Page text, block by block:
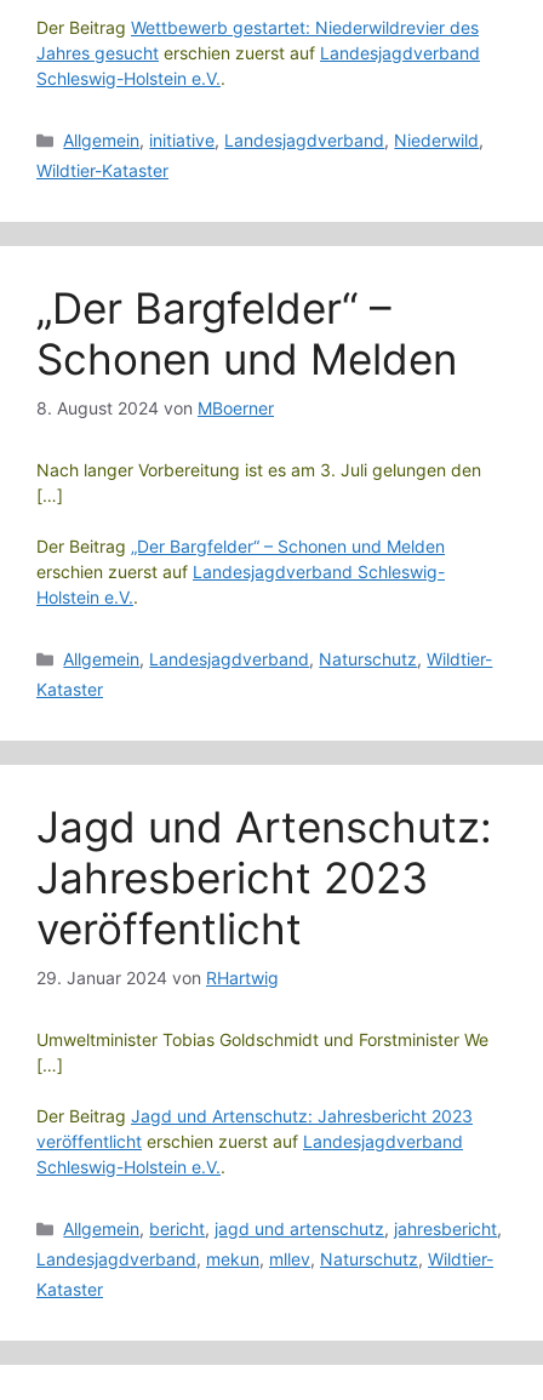
Der Beitrag Wettbewerb gestartet: Niederwildrevier des
Jahres gesucht erschien zuerst auf Landesjagdverband
Schleswig-Holstein e.V..
Kategorien
Allgemein, initiative, Landesjagdverband, Niederwild,
Wildtier-Kataster
„Der Bargfelder“ –
Schonen und Melden
8. August 2024 von MBoerner
Nach langer Vorbereitung ist es am 3. Juli gelungen den
[…]
Der Beitrag „Der Bargfelder“ – Schonen und Melden
erschien zuerst auf Landesjagdverband Schleswig-
Holstein e.V..
Kategorien
Allgemein, Landesjagdverband, Naturschutz,Wildtier-
Kataster
Jagd und Artenschutz:
Jahresbericht 2023
veröffentlicht
29. Januar 2024 von RHartwig
Umweltminister Tobias Goldschmidt und Forstminister We
[…]
Der Beitrag Jagd und Artenschutz: Jahresbericht 2023
veröffentlicht erschien zuerst auf Landesjagdverband
Schleswig-Holstein e.V..
Kategorien
Allgemein, bericht, jagd und artenschutz, jahresbericht,
Landesjagdverband, mekun, mllev, Naturschutz, Wildtier-
Kataster